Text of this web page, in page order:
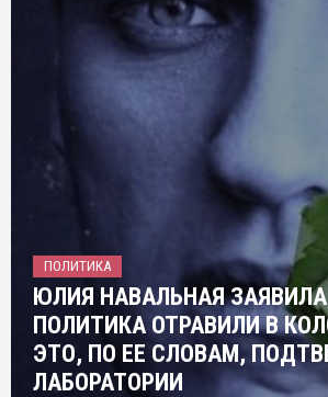
ПОЛИТИКА
ЮЛИЯ НАВАЛЬНАЯ
ПОЛИТИКА ОТРАВИЛИ В
ЭТО, ПО ЕЕ СЛОВАМ,
ЛАБОРАТОРИИ